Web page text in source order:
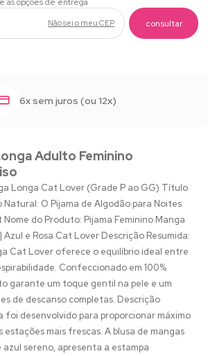
Não sei o meu CEP
6x sem juros (ou 12x)
Adulto Feminino
Longa Cat Lover (Grade P ao GG) Título
O Pijama de Algodão para Noites
do Produto: Pijama Feminino Manga
Azul e Rosa Cat Lover Descrição Resumida:
Cat Lover oferece o equilíbrio ideal entre
Confeccionado em 100%
garante um toque gentil na pele e um
de descanso completas. Descrição
foi desenvolvido para proporcionar máximo
mais frescas. A blusa de mangas
azul sereno, apresenta a estampa